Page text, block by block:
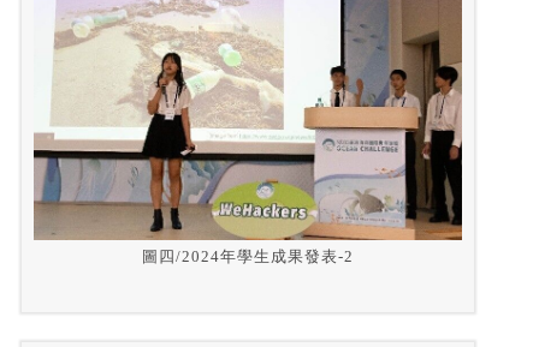
圖四/2024年學生成果發表-2